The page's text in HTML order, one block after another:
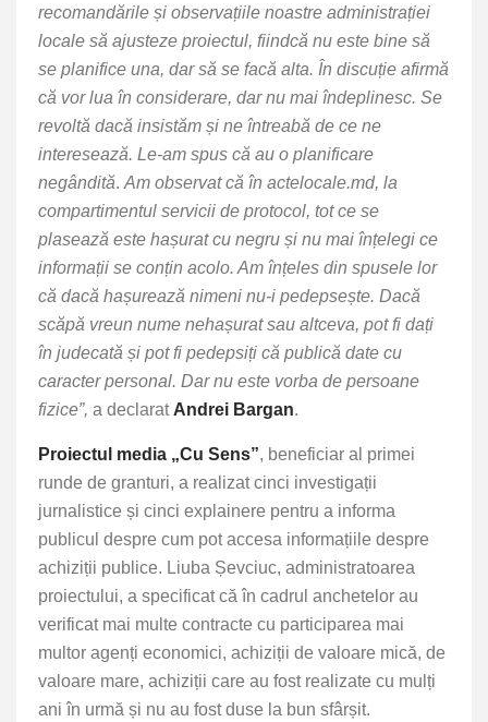
recomandările și observațiile noastre administrației
locale să ajusteze proiectul, fiindcă nu este bine să
se planifice una, dar să se facă alta. În discuție afirmă
că vor lua în considerare, dar nu mai îndeplinesc. Se
revoltă dacă insistăm și ne întreabă de ce ne
interesează. Le-am spus că au o planificare
negândită. Am observat că în actelocale.md, la
compartimentul servicii de protocol, tot ce se
plasează este hașurat cu negru și nu mai înțelegi ce
informații se conțin acolo. Am înțeles din spusele lor
că dacă hașurează nimeni nu-i pedepsește. Dacă
scăpă vreun nume nehașurat sau altceva, pot fi dați
în judecată și pot fi pedepsiți că publică date cu
caracter personal. Dar nu este vorba de persoane
fizice”, a declarat Andrei Bargan.
Proiectul media „Cu Sens”, beneficiar al primei
runde de granturi, a realizat cinci investigații
jurnalistice și cinci explainere pentru a informa
publicul despre cum pot accesa informațiile despre
achiziții publice. Liuba Șevciuc, administratoarea
proiectului, a specificat că în cadrul anchetelor au
verificat mai multe contracte cu participarea mai
multor agenți economici, achiziții de valoare mică, de
valoare mare, achiziții care au fost realizate cu mulți
ani în urmă și nu au fost duse la bun sfârșit.